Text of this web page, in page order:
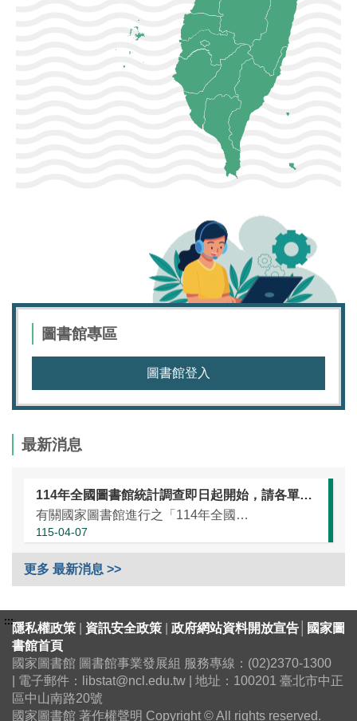
圖書館專區
圖書館登入
最新消息
114年全國圖書館統計調查即日起開始，請各單位協助於本（115）年5月25日前完成統計資訊填報（延長至7月10日）
有關國家圖書館進行之「114年全國圖書館統計」調查，涵蓋全國大專校院圖書館、國民小學圖書館、國民中學圖書館、高級中等學校暨特殊教育學校圖書館，以及專門圖書館，藉由相關統計數據之蒐集，將有助瞭解我國各類...
115-04-07
更多 最新消息 >>
:::隱私權政策 資訊安全政策 政府網站資料開放宣告
國家圖
書館首頁
國家圖書館 圖書館事業發展組 服務專線：(02)2370-1300
| 電子郵件：libstat@ncl.edu.tw | 地址：100201 臺北市中正
區中山南路20號
國家圖書館 著作權聲明 Copyright © All rights reserved.